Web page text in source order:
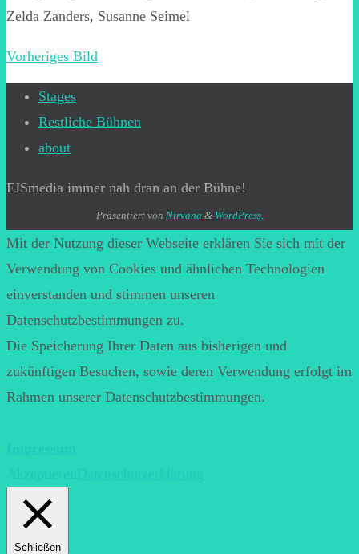
Zelda Zanders, Susanne Seimel
Vorheriges Bild
Stages
Restliche Bühnen
about
FJSmedia immer nah dran an der Bühne!
Präsentiert von Nirvana & WordPress.
Mit der Nutzung dieser Webseite erklären Sie sich mit der
Verwendung von Cookies und ähnlichen Technologien
einverstanden und stimmen unseren
Datenschutzbestimmungen zu.
Die Speicherung Ihrer Daten aus bisherigen und
zukünftigen Besuchen, sowie deren Verwendung erfolgt im
Rahmen unserer Datenschutzbestimmungen.
Schließen